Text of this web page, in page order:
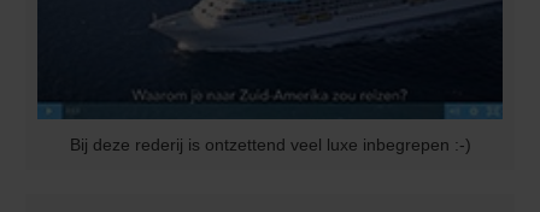
Bij deze rederij is ontzettend veel luxe inbegrepen :-)